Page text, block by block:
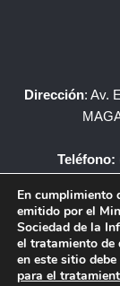
Dirección: Av.
Teléfono:
Copyright ©
En cumplimiento
emitido por el
Sociedad de la
el tratamiento de
en este sitio
para el